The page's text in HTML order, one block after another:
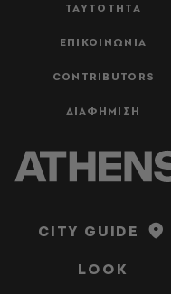
ΤΑΥΤΟΤΗΤΑ
ΕΠΙΚΟΙΝΩΝΙΑ
CONTRIBUTORS
ΔΙΑΦΗΜΙΣΗ
CITY GUIDE
LOOK